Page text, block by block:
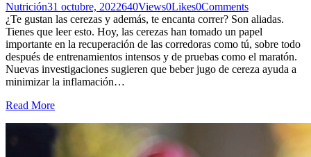
Nutrición31 octubre, 2022640Views0Likes0Comments
¿Te gustan las cerezas y además, te encanta correr? Son aliadas.
Tienes que leer esto. Hoy, las cerezas han tomado un papel
importante en la recuperación de las corredoras como tú, sobre todo
después de entrenamientos intensos y de pruebas como el maratón.
Nuevas investigaciones sugieren que beber jugo de cereza ayuda a
minimizar la inflamación…
Read More